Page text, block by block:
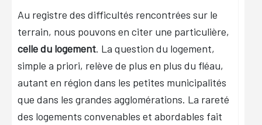
Au registre des difficultés rencontrées sur le
terrain, nous pouvons en citer une particulière,
celle du logement. La question du logement,
simple a priori, relève de plus en plus du fléau,
autant en région dans les petites municipalités
que dans les grandes agglomérations. La rareté
des logements convenables et abordables fait